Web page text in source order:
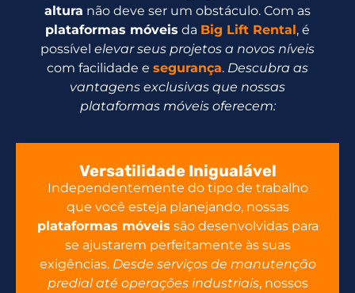
altura não deve ser um obstáculo. Com as
plataformas móveis da Big Lift Rental, é
possível elevar seus projetos a novos níveis
com facilidade e segurança. Descubra as
vantagens exclusivas que nossas
plataformas móveis oferecem:
Versatilidade Inigualável
Independentemente do tipo de trabalho
que você esteja planejando, nossas
plataformas móveis são desenvolvidas para
se ajustarem perfeitamente às suas
exigências. Desde serviços de manutenção
predial até operações industriais, nossos